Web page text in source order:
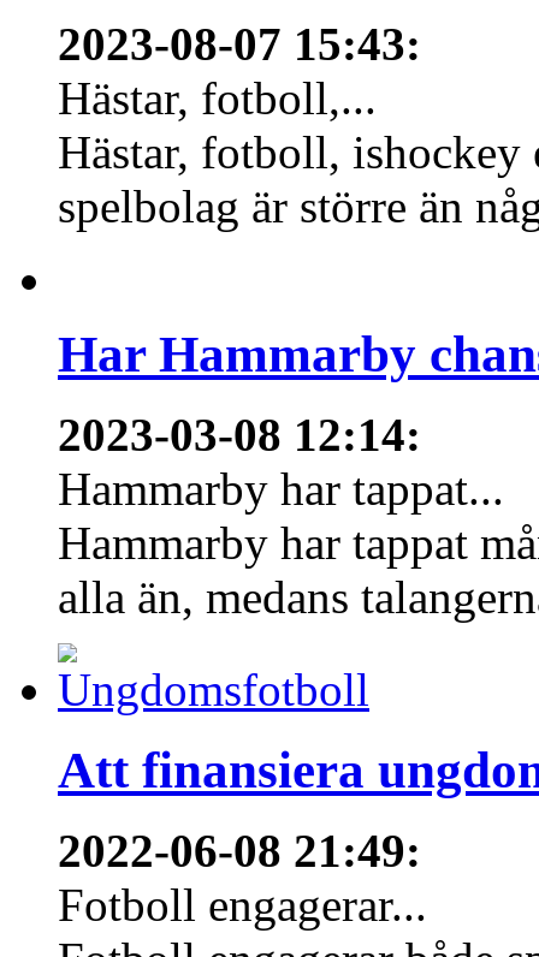
2023-08-07 15:43:
Hästar, fotboll,...
Hästar, fotboll,
spelbolag är större än
Har Hammarby
2023-03-08 12:14:
Hammarby har tappat...
Hammarby har tappat
alla än, medans
Att finansiera
2022-06-08 21:49:
Fotboll engagerar...